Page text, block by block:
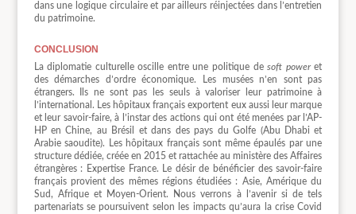
dans une logique circulaire et par ailleurs réinjectées dans l’entretien
du patrimoine.
conclusion
La diplomatie culturelle oscille entre une politique desoft poweret
des démarches d’ordre économique. Les musées n’en sont pas
étrangers. Ils ne sont pas les seuls à valoriser leur patrimoine à
l’international. Les hôpitaux français exportent eux aussi leur marque
et leur savoir-faire, à l’instar des actions qui ont été menées par l’AP-
HP en Chine, au Brésil et dans des pays du Golfe (Abu Dhabi et
Arabie saoudite). Les hôpitaux français sont même épaulés par une
structure dédiée, créée en 2015 et rattachée au ministère des Affaires
étrangères : Expertise France. Le désir de bénéficier des savoir-faire
français provient des mêmes régions étudiées : Asie, Amérique du
Sud, Afrique et Moyen-Orient. Nous verrons à l’avenir si de tels
partenariats se poursuivent selon les impacts qu’aura la crise Covid